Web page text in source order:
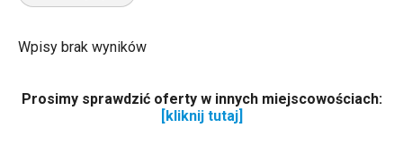
Wpisy brak wyników
Prosimy sprawdzić oferty w innych miejscowościach:
[kliknij tutaj]